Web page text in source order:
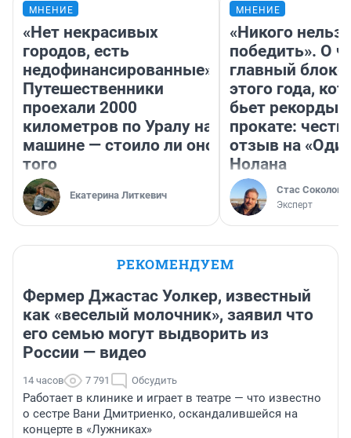
МНЕНИЕ
«Нет некрасивых
городов, есть
недофинансированные».
Путешественники
проехали 2000
километров по Уралу на
машине — стоило ли оно
того
Екатерина Литкевич
МНЕНИЕ
«Никого нельзя
победить». О
главный
этого года,
бьет рекорды в
прокате:
отзыв на
Нолана
Стас Соколов
Эксперт
РЕКОМЕНДУЕМ
Фермер Джастас Уолкер, известный
как «веселый молочник», заявил что
его семью могут выдворить из
России — видео
14 часов 7 791 Обсудить
Работает в клинике и играет в театре — что известно
о сестре Вани Дмитриенко, оскандалившейся на
концерте в «Лужниках»